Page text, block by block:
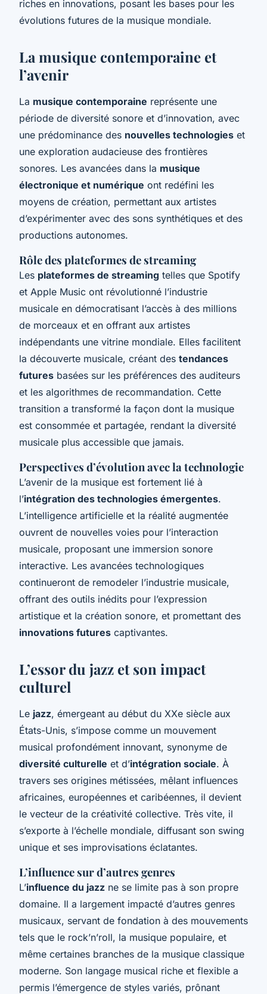
riches en innovations, posant les bases pour les
évolutions futures de la musique mondiale.
La musique contemporaine et
l’avenir
La musique contemporaine représente une
période de diversité sonore et d’innovation, avec
une prédominance des nouvelles technologies et
une exploration audacieuse des frontières
sonores. Les avancées dans la musique
électronique et numérique ont redéfini les
moyens de création, permettant aux artistes
d’expérimenter avec des sons synthétiques et des
productions autonomes.
Rôle des plateformes de streaming
Les plateformes de streaming telles que Spotify
et Apple Music ont révolutionné l’industrie
musicale en démocratisant l’accès à des millions
de morceaux et en offrant aux artistes
indépendants une vitrine mondiale. Elles facilitent
la découverte musicale, créant des tendances
futures basées sur les préférences des auditeurs
et les algorithmes de recommandation. Cette
transition a transformé la façon dont la musique
est consommée et partagée, rendant la diversité
musicale plus accessible que jamais.
Perspectives d’évolution avec la technologie
L’avenir de la musique est fortement lié à
l’intégration des technologies émergentes.
L’intelligence artificielle et la réalité augmentée
ouvrent de nouvelles voies pour l’interaction
musicale, proposant une immersion sonore
interactive. Les avancées technologiques
continueront de remodeler l’industrie musicale,
offrant des outils inédits pour l’expression
artistique et la création sonore, et promettant des
innovations futures captivantes.
L’essor du jazz et son impact
culturel
Le jazz, émergeant au début du XXe siècle aux
États-Unis, s’impose comme un mouvement
musical profondément innovant, synonyme de
diversité culturelle et d’intégration sociale. À
travers ses origines métissées, mêlant influences
africaines, européennes et caribéennes, il devient
le vecteur de la créativité collective. Très vite, il
s’exporte à l’échelle mondiale, diffusant son swing
unique et ses improvisations éclatantes.
L’influence sur d’autres genres
L’influence du jazz ne se limite pas à son propre
domaine. Il a largement impacté d’autres genres
musicaux, servant de fondation à des mouvements
tels que le rock’n’roll, la musique populaire, et
même certaines branches de la musique classique
moderne. Son langage musical riche et flexible a
permis l’émergence de styles variés, prônant